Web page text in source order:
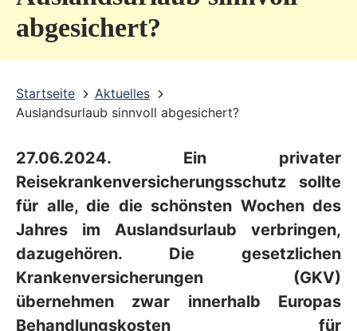
abgesichert?
Startseite
Aktuelles
Auslandsurlaub sinnvoll abgesichert?
27.06.2024. Ein privater
Reisekrankenversicherungsschutz sollte
für alle, die die schönsten Wochen des
Jahres im Auslandsurlaub verbringen,
dazugehören. Die gesetzlichen
Krankenversicherungen (GKV)
übernehmen zwar innerhalb Europas
Behandlungskosten für